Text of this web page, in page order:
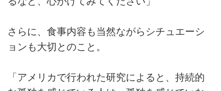
さらに、食事内容も当然ながらシチュエーシ
ョンも大切とのこと。
「アメリカで行われた研究によると、持続的